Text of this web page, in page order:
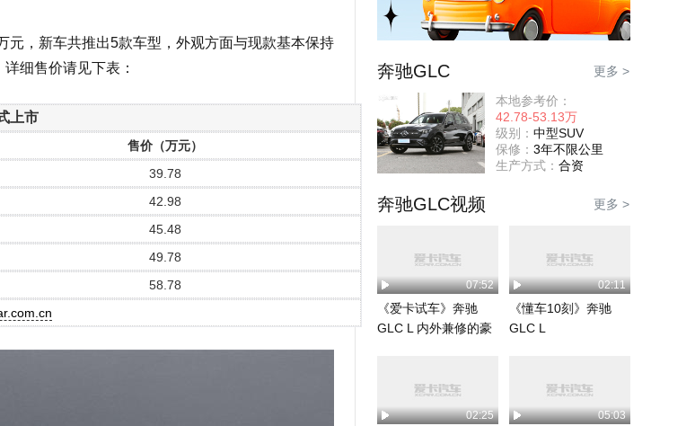
，新车共推出5款车型，外观方面与现款基本保持
细售价请见下表：
上市
售价（万元）
39.78
42.98
45.48
49.78
58.78
奔驰GLC 更多 >
本地参考价：
42.78-53.13万
级别： 中型SUV
保修： 3年不限公里
生产方式： 合资
奔驰GLC视频 更多 >
07:52
《爱卡试车》奔驰
GLC L 内外兼修的豪
02:11
《懂车10刻》奔驰
GLC L
02:25 05:03